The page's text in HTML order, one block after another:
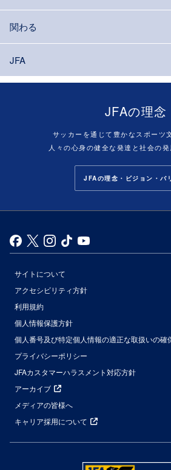
関わる
JFA
JFAの理念
サッカーを通じて豊かなスポーツ
人々の心身の健全な発達と社会の発
JFAの理念・ビジョン・バ
サイトについて
アクセシビリティ方針
利用規約
個人情報保護方針
個人番号及び特定個人情報の適正な取扱いの確
プライバシーポリシー
JFAカスタマーハラスメント対応方針
アーカイブ
メディアの皆様へ
キャリア採用について